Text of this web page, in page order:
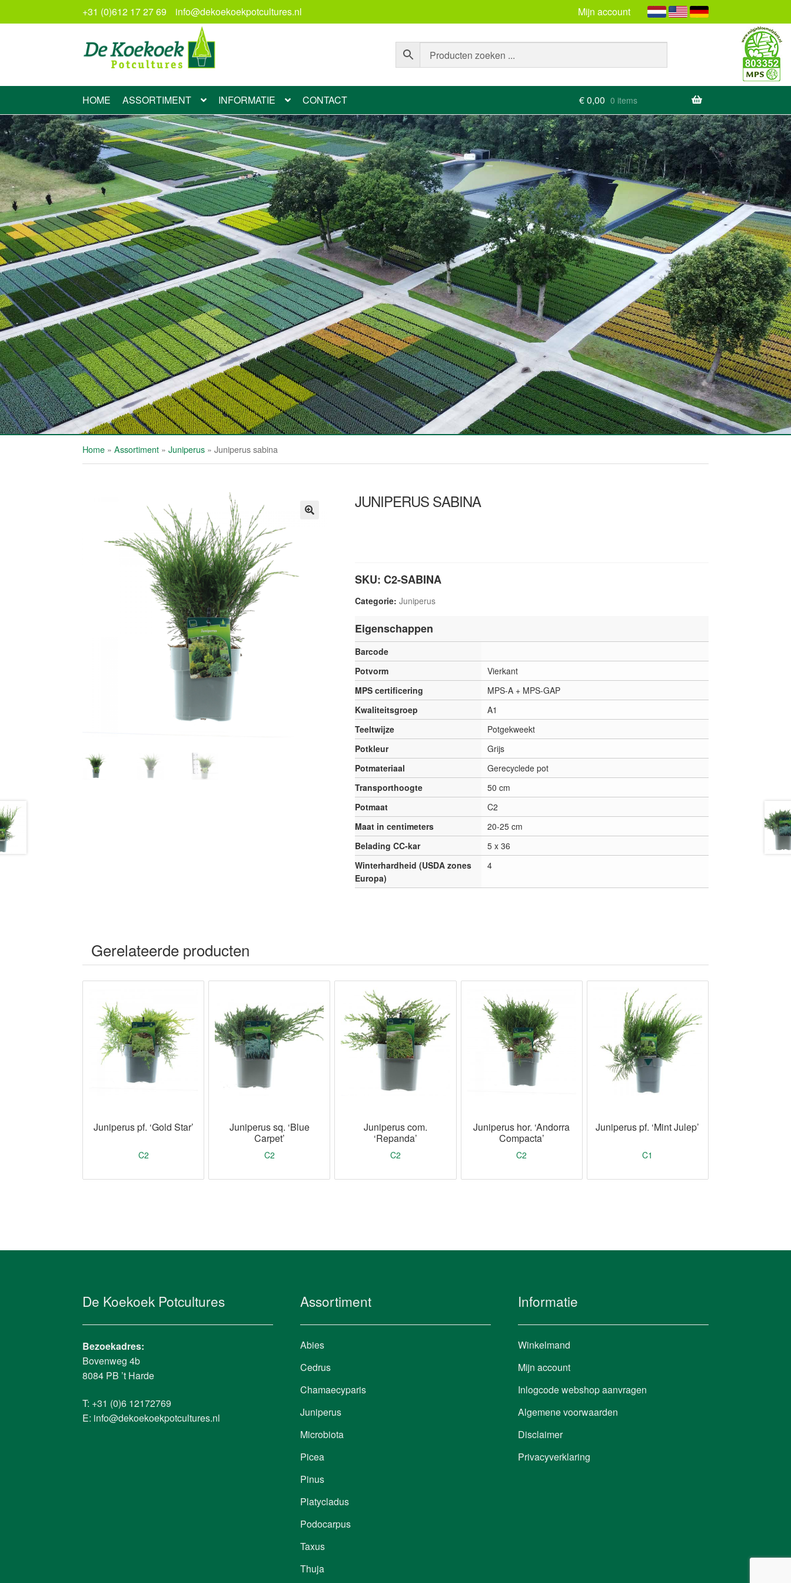
+31 (0)612 17 27 69 info@dekoekoekpotcultures.nl
Mijn account
door
naar
naar
de
HOME
ASSORTIMENT INFORMATIE CONTACT €0,00 0 items
Home »Assortiment »Juniperus »Juniperus sabina
JUNIPERUS SABINA
SKU: C2-SABINA
Categorie: Juniperus
Eigenschappen
Barcode
Potvorm
Vierkant
MPS certificering
MPS-A + MPS-GAP
Kwaliteitsgroep
A1
Teeltwijze
Potgekweekt
Potkleur
Grijs
Potmateriaal
Gerecyclede pot
Transporthoogte
50 cm
Potmaat
C2
Maat in centimeters
20-25 cm
Belading CC-kar
5 x 36
Winterhardheid (USDA zones
Europa)
4
Gerelateerde producten
Juniperus pf. ‘Gold Star’
C2
Juniperus sq. ‘Blue
Carpet’
C2
Juniperus com.
‘Repanda’
C2
Juniperus hor. ‘Andorra
Compacta’
C2
Juniperus pf. ‘Mint Julep’
C1
De Koekoek Potcultures
Bezoekadres:
Bovenweg 4b
8084 PB ’t Harde
T: +31 (0)6 12172769
E: info@dekoekoekpotcultures.nl
Assortiment
Abies
Cedrus
Chamaecyparis
Juniperus
Microbiota
Picea
Pinus
Platycladus
Podocarpus
Taxus
Thuja
Informatie
Winkelmand
Mijn account
Inlogcode webshop aanvragen
Algemene voorwaarden
Disclaimer
Privacyverklaring